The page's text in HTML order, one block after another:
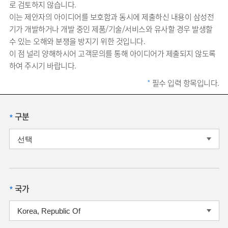
로 검토하지 않습니다.
이는 제안자의 아이디어를 보호함과 동시에 제출하신 내용이 삼성전
기가 개발하거나 개발 중인 제품/기술/서비스와 유사할 경우 발생할
수 있는 오해와 분쟁을 방지기 위한 것입니다.
이 점 널리 양해하시어 고객문의를 통해 아이디어가 제출되지 않도록
하여 주시기 바랍니다.
* 필수 입력 항목입니다.
*구분
*국가